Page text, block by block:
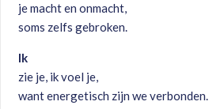
je macht en onmacht,
soms zelfs gebroken.
Ik
zie je, ik voel je,
want energetisch zijn we verbonden.